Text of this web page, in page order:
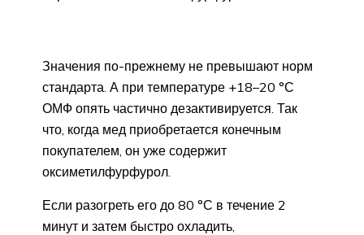
Значения по-прежнему не превышают норм
стандарта. А при температуре +18–20 °С
ОМФ опять частично дезактивируется. Так
что, когда мед приобретается конечным
покупателем, он уже содержит
оксиметилфурфурол.
Если разогреть его до 80 °С в течение 2
минут и затем быстро охладить,